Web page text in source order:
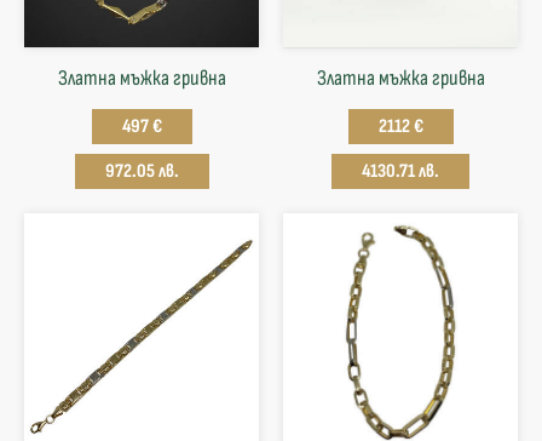
Златна мъжка гривна
497 €
972.05 лв.
Златна мъжка гривна
2112 €
4130.71 лв.